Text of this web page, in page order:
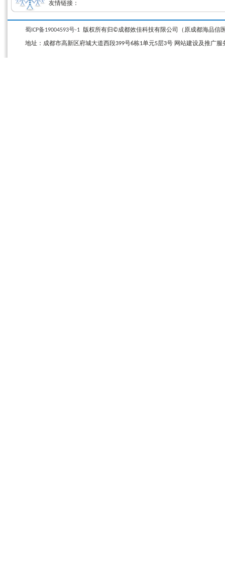
友情链接：
蜀ICP备19004593号-1 版权所有归©成都效佳科技有限公司（原成都海品信
地址：成都市高新区府城大道西段399号6栋1单元5层3号 网站建设及推广服